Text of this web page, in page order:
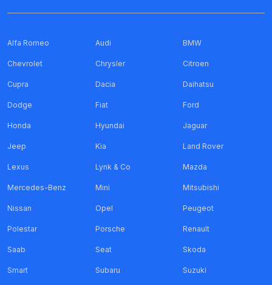
Alfa Romeo Audi BMW
Chevrolet Chrysler Citroen
Cupra Dacia Daihatsu
Dodge Fiat Ford
Honda Hyundai Jaguar
Jeep Kia Land Rover
Lexus Lynk & Co Mazda
Mercedes-Benz Mini Mitsubishi
Nissan Opel Peugeot
Polestar Porsche Renault
Saab Seat Skoda
Smart Subaru Suzuki